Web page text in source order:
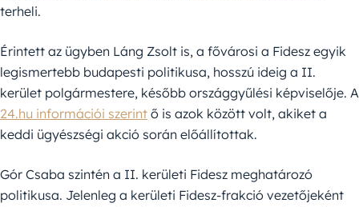
terheli.
Érintett az ügyben Láng Zsolt is, a fővárosi a Fidesz egyik
legismertebb budapesti politikusa, hosszú ideig a II.
kerület polgármestere, később országgyűlési képviselője. A
24.hu információi szerint ő is azok között volt, akiket a
keddi ügyészségi akció során előállítottak.
Gór Csaba szintén a II. kerületi Fidesz meghatározó
politikusa. Jelenleg a kerületi Fidesz-frakció vezetőjeként